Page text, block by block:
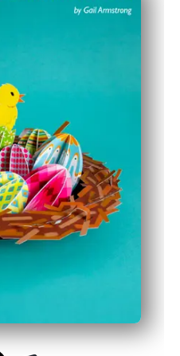
disordinato con allegri